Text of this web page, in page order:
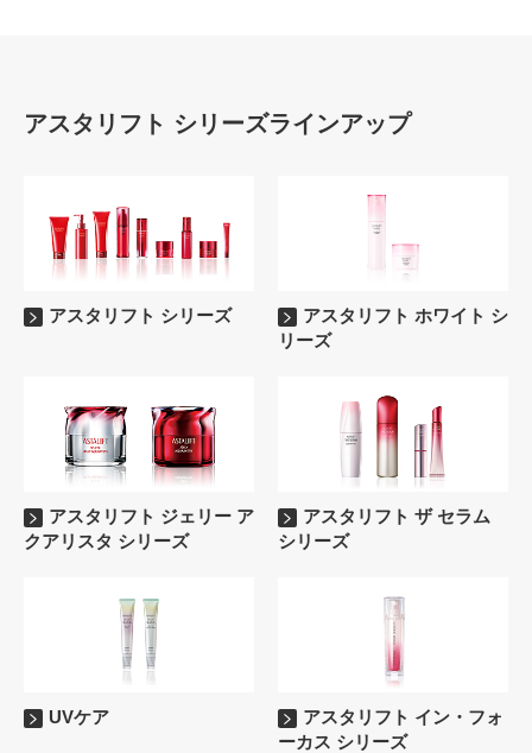
アスタリフト シリーズラインアップ
アスタリフト シリーズ
アスタリフト ホワイト シ
リーズ
アスタリフト ジェリー ア
クアリスタ シリーズ
アスタリフト ザ セラム
シリーズ
UVケア
アスタリフト イン・フォ
ーカス シリーズ